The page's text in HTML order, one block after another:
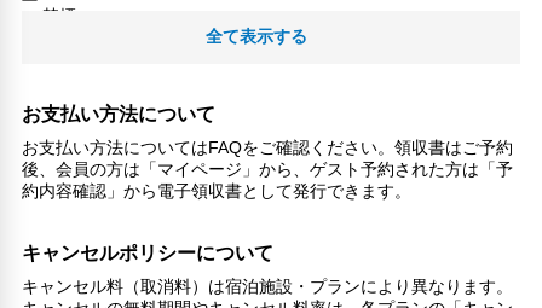
禁煙
全て表示する
お支払い方法について
お支払い方法についてはFAQをご確認ください。領収書はご予約
後、会員の方は「マイページ」から、ゲスト予約された方は「予
約内容確認」から電子領収書として発行できます。
キャンセルポリシーについて
キャンセル料（取消料）は宿泊施設・プランにより異なります。